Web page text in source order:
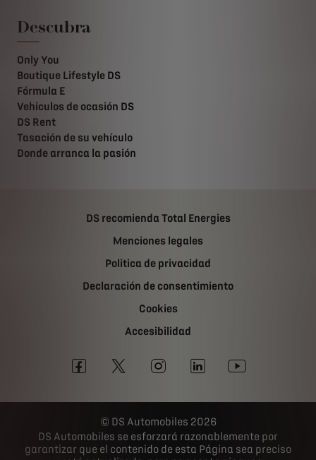
Descubra
Only You
Boutique Lifestyle DS
Fórmula E
Vehiculos de ocasión DS
DS Rent
Tasación de su vehículo
Donde arranca la pasión
DS recomienda Total Energies
Menciones legales
Politica de privacidad
Declaración de consentimiento
Cookies
Accesibilidad
DS Automobiles 2026
DS Automobiles se esforzará razonablemente por
garantizar que el contenido de esta Página sea preciso